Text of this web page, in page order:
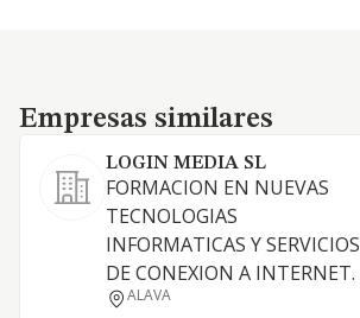
Empresas similares
Empresas similares
LOGIN MEDIA SL
FORMACION EN NUEVAS
TECNOLOGIAS
INFORMATICAS Y SERVICIOS
DE CONEXION A INTERNET.
ALAVA